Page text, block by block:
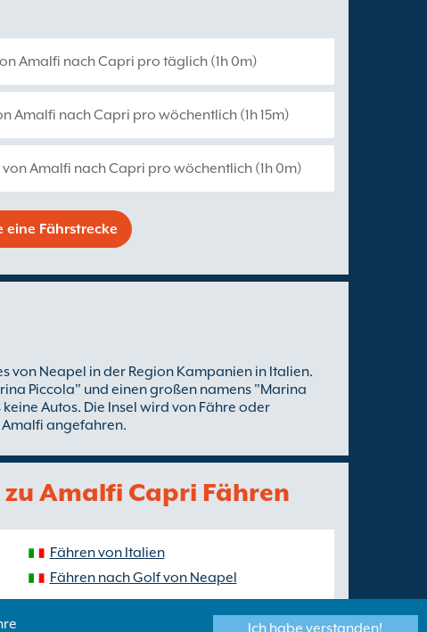
Amalfi nach Capri pro täglich (1h 0m)
Amalfi nach Capri pro wöchentlich (1h 15m)
von Amalfi nach Capri pro wöchentlich (1h 0m)
eine Fährstrecke
von Neapel in der Region Kampanien in Italien.
Piccola" und einen großen namens "Marina
Autos. Die Insel wird von Fähre oder
angefahren.
Amalfi Capri Fähren
Fähren von Italien
Fähren nach Golf von Neapel
Ich habe verstanden!